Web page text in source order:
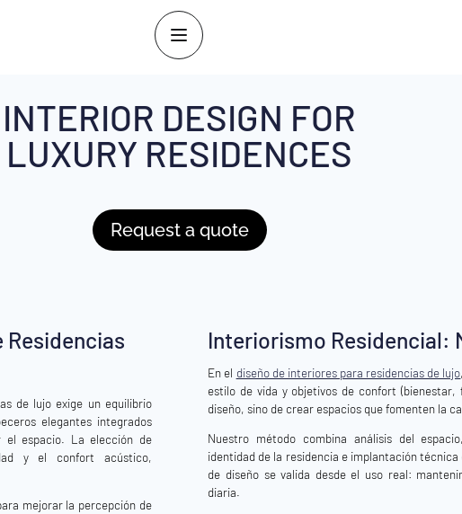
INTERIOR DESIGN FOR
LUXURY RESIDENCES
Request a quote
Residencias
de lujo exige un equilibrio
elegantes integrados
el espacio. La elección de
y el confort acústico,
mejorar la percepción de
Interiorismo Residencial:
En el diseño de interiores para residencias de lujo
estilo de vida y objetivos de confort
diseño, sino de crear espacios que fomenten la
Nuestro método combina análisis del
identidad de la residencia e implantación
de diseño se valida desde el uso real:
diaria.